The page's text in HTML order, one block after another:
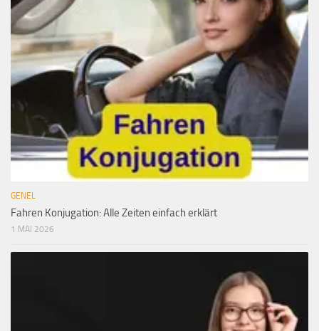
GENEL
Fahren Konjugation: Alle Zeiten einfach erklärt
1 MAI 2026